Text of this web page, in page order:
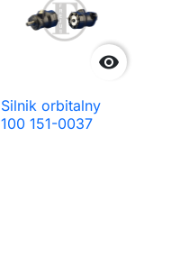

Silnik orbitalny
100 151-0037